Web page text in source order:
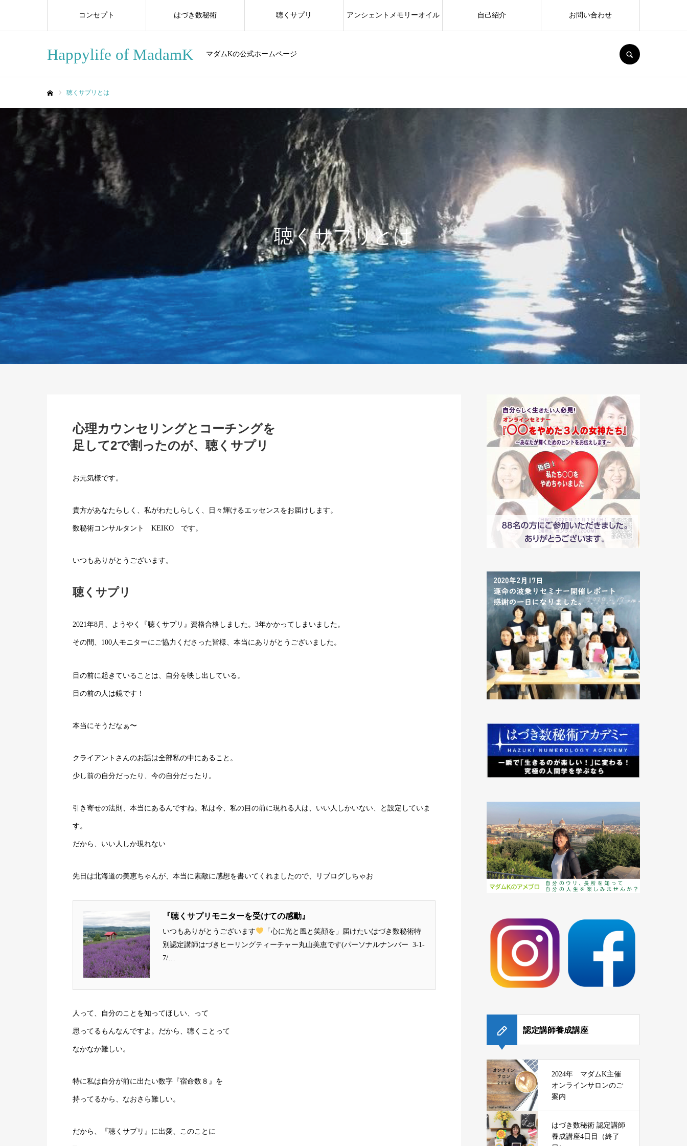
Happylife of MadamK マダムKの公式ホームページ
コンセプト はづき数秘術 聴くサプリ アンシェントメモリーオイル 自己紹介 お問い合わせ
聴くサプリとは
聴くサプリとは
心理カウンセリングとコーチングを
足して2で割ったのが、聴くサプリ
お元気様です。
貴方があなたらしく、私がわたしらしく、日々輝けるエッセンスをお届けします。
数秘術コンサルタント KEIKO です。
いつもありがとうございます。
聴くサプリ
2021年8月、ようやく『聴くサプリ』資格合格しました。3年かかってしまいました。
その間、100人モニターにご協力くださった皆様、本当にありがとうございました。
目の前に起きていることは、自分を映し出している。
目の前の人は鏡です！
本当にそうだなぁ〜
クライアントさんのお話は全部私の中にあること。
少し前の自分だったり、今の自分だったり。
引き寄せの法則、本当にあるんですね。私は今、私の目の前に現れる人は、いい人しかいない、と設定していま
す。
だから、いい人しか現れない
先日は北海道の美恵ちゃんが、本当に素敵に感想を書いてくれましたので、リブログしちゃお
『聴くサプリモニターを受けての感動』
いつもありがとうございます
「心に光と風と笑顔を」届けたいはづき数秘術特
別認定講師はづきヒーリングティーチャー丸山美恵です(パーソナルナンバー 3-1-
7/…
人って、自分のことを知ってほしい、って
思ってるもんなんですよ。だから、聴くことって
なかなか難しい。
特に私は自分が前に出たい数字『宿命数８』を
持ってるから、なおさら難しい。
だから、『聴くサプリ』に出愛、このことに
認定講師養成講座
2024年 マダムK主催
オンラインサロンのご
案内
はづき数秘術 認定講師
養成講座4日目（終了